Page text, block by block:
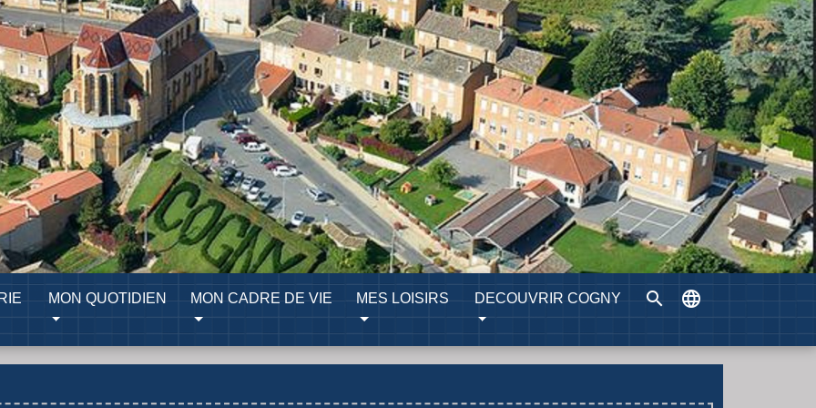
MON QUOTIDIEN MON CADRE DE VIE MES LOISIRS DECOUVRIR COGNY search language